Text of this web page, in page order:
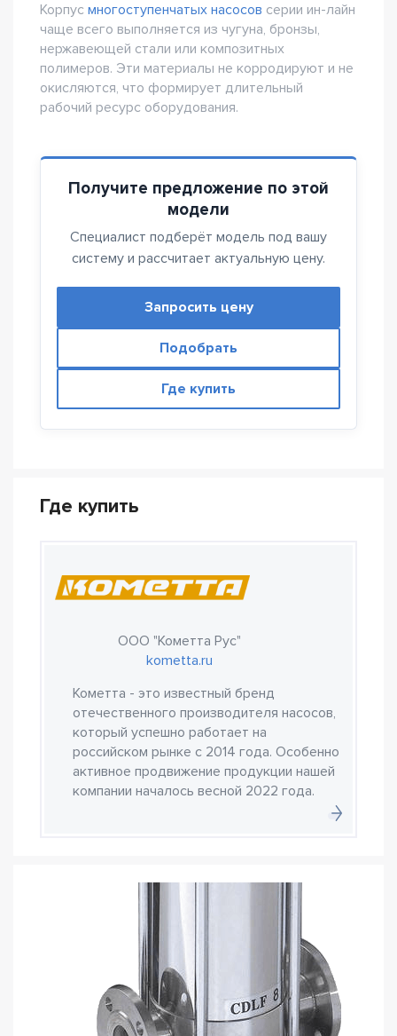
Корпус многоступенчатых насосов серии ин-лайн
чаще всего выполняется из чугуна, бронзы,
нержавеющей стали или композитных
полимеров. Эти материалы не корродируют и не
окисляются, что формирует длительный
рабочий ресурс оборудования.
Получите предложение по этой
модели
Специалист подберёт модель под вашу
систему и рассчитает актуальную цену.
Запросить цену
Подобрать
Где купить
Где купить
ООО "Кометта Рус"
kometta.ru
Кометта - это известный бренд
отечественного производителя насосов,
который успешно работает на
российском рынке с 2014 года. Особенно
активное продвижение продукции нашей
компании началось весной 2022 года.